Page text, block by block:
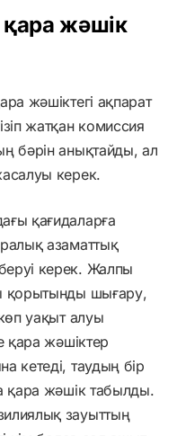
қара жәшік
жәшіктегі ақпарат
жатқан комиссия
бәрін анықтайды, ал
керек.
қағидаларға
азаматтық
керек. Жалпы
қорытынды шығару,
уақыт алуы
қара жәшіктер
кетеді, таудың бір
қара жәшік табылды.
зауыттың